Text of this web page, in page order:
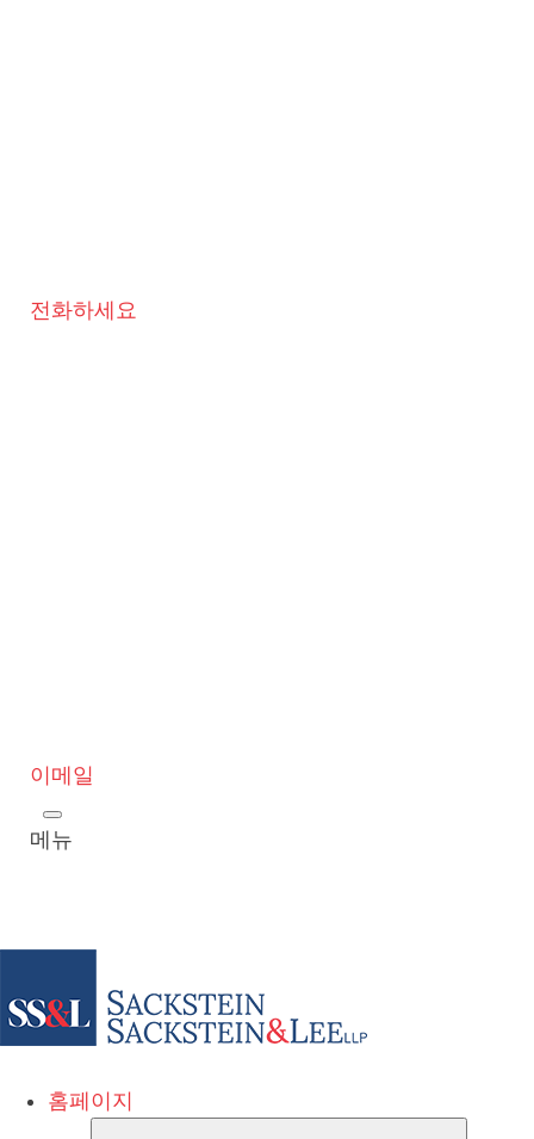
전화하세요
이메일
메뉴
홈페이지